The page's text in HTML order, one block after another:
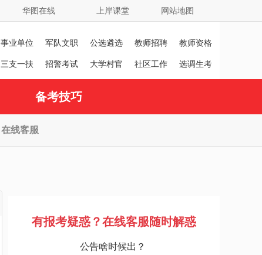
华图在线 上岸课堂 网站地图
事业单位 军队文职 公选遴选 教师招聘
教师资格
证
三支一扶 招警考试 大学村官
社区工作
选调生考
备考技巧
在线客服
有报考疑惑？在线客服随时解惑
公告啥时候出？